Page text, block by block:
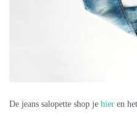
De jeans salopette shop je hier en